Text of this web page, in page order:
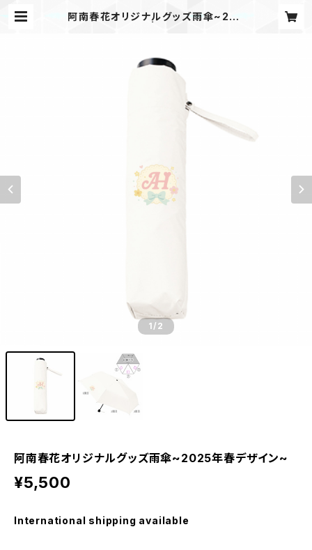
阿南春花オリジナルグッズ雨傘~202
1/2
阿南春花オリジナルグッズ雨傘~2025年春デザイン~
¥5,500
International shipping available